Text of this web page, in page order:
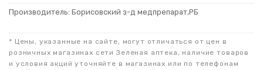
Производитель: Борисовский з-д медпрепарат,РБ
* Цены, указанные на сайте, могут отличаться от цен в
розничных магазинах сети Зеленая аптека, наличие товаров
и условия акций уточняйте в магазинах или по телефонам